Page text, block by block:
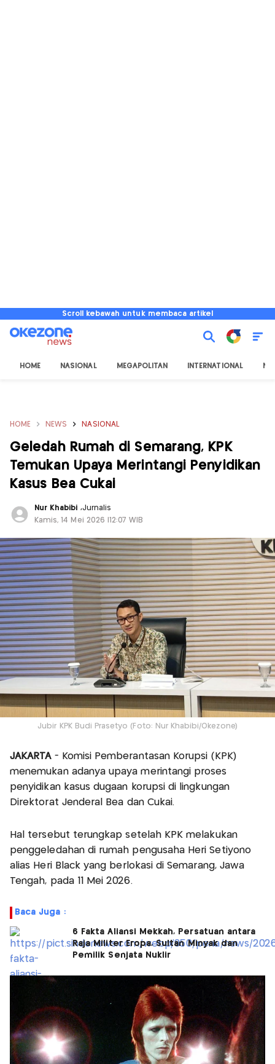
Scroll kebawah untuk membaca artikel
HOME NASIONAL MEGAPOLITAN INTERNATIONAL
HOME NEWS NASIONAL
Geledah Rumah di Semarang, KPK
Temukan Upaya Merintangi Penyidikan
Kasus Bea Cukai
Nur Khabibi ,Jurnalis
Kamis, 14 Mei 2026 |12:07 WIB
Jubir KPK Budi Prasetyo (Foto: Nur Khabibi/Okezone)
JAKARTA - Komisi Pemberantasan Korupsi (KPK)
menemukan adanya upaya merintangi proses
penyidikan kasus dugaan korupsi di lingkungan
Direktorat Jenderal Bea dan Cukai.
Hal tersebut terungkap setelah KPK melakukan
penggeledahan di rumah pengusaha Heri Setiyono
alias Heri Black yang berlokasi di Semarang, Jawa
Tengah, pada 11 Mei 2026.
Baca Juga :
6 Fakta Aliansi Mekkah, Persatuan antara
Raja Militer Eropa, Sultan Minyak dan
Pemilik Senjata Nuklir